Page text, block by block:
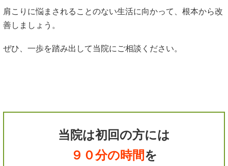
肩こりに悩まされることのない生活に向かって、根本から改
善しましょう。
ぜひ、一歩を踏み出して当院にご相談ください。
当院は初回の方には
９０分の時間を